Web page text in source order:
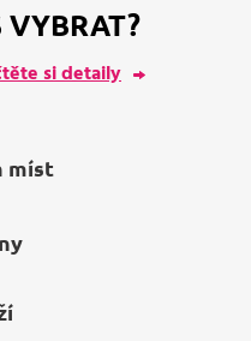
VYBRAT?
si detaily
míst